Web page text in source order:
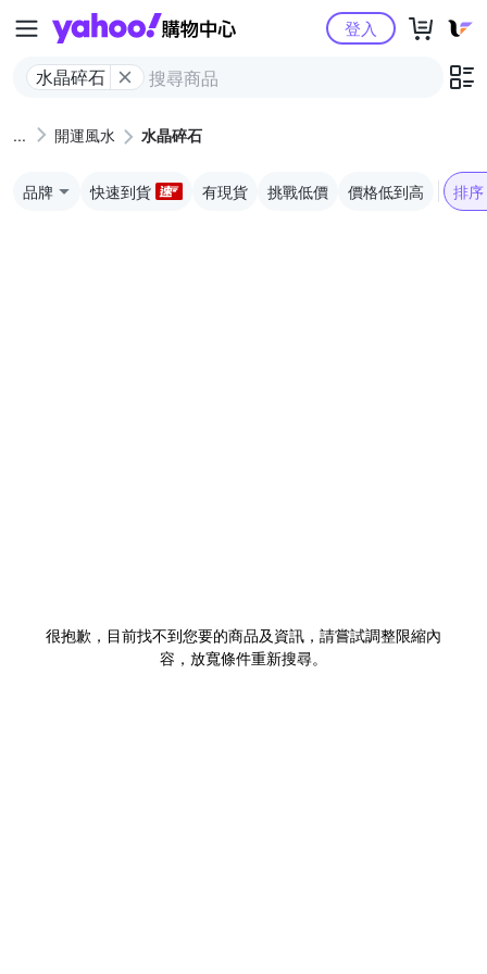
Yahoo購物中心
水晶碎石
登入
開運風水 水晶碎石
品牌 快速到貨 有現貨 挑戰低價 價格低到高 排序
很抱歉，目前找不到您要的商品及資訊，請嘗試調整限縮內
容，放寬條件重新搜尋。